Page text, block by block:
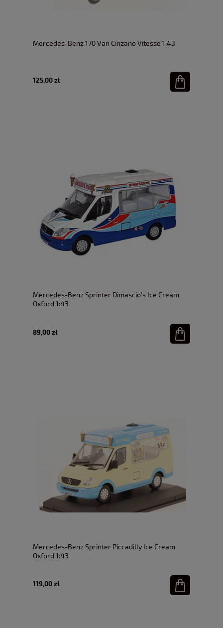
Mercedes-Benz 170 Van Cinzano Vitesse 1:43
125,00 zł
Mercedes-Benz Sprinter Dimascio's Ice Cream
Oxford 1:43
89,00 zł
Mercedes-Benz Sprinter Piccadilly Ice Cream
Oxford 1:43
119,00 zł